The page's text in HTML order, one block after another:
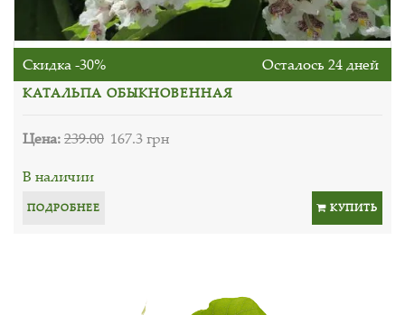
Скидка -30% Осталось 24 дней
КАТАЛЬПА ОБЫКНОВЕННАЯ
Цена:239.00 167.3 грн
В наличии
ПОДРОБНЕЕ КУПИТЬ